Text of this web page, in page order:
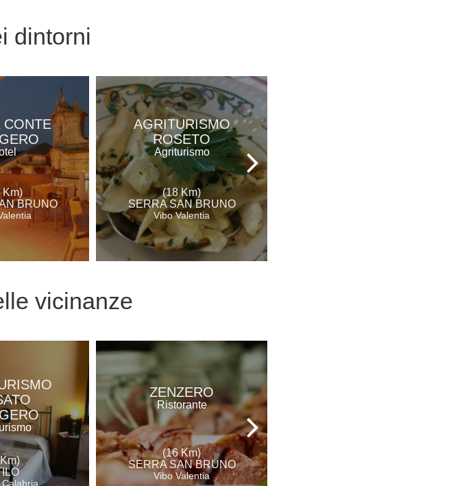
dintorni
CONTE
Km)
BRUNO
AGRITURISMO
ROSETO
Agriturismo
(18 Km)
SERRA SAN BRUNO
Vibo Valentia
vicinanze
ZENZERO
Ristorante
(16 Km)
SERRA SAN BRUNO
Vibo Valentia